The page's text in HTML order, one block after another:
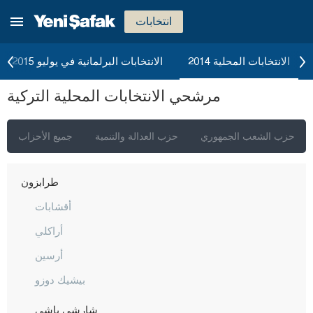
انتخابات
الانتخابات البرلمانية في يوليو 2015 الانتخابات المحلية 2014
مرشحي الانتخابات المحلية التركية
جميع الأحزاب حزب العدالة والتنمية حزب الشعب الجمهوري
سيرت
سينوب
شرناق
سيفاس
توكات
طرابزون
أقشابات
أراكلي
أرسين
بيشيك دوزو
شارشي باشي